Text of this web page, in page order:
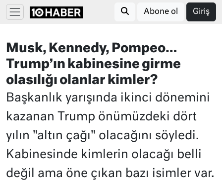
Abone ol Giriş
Musk, Kennedy, Pompeo…
Trump’ın kabinesine girme
olasılığı olanlar kimler?
Başkanlık yarışında ikinci dönemini
kazanan Trump önümüzdeki dört
yılın "altın çağı" olacağını söyledi.
Kabinesinde kimlerin olacağı belli
değil ama öne çıkan bazı isimler var.